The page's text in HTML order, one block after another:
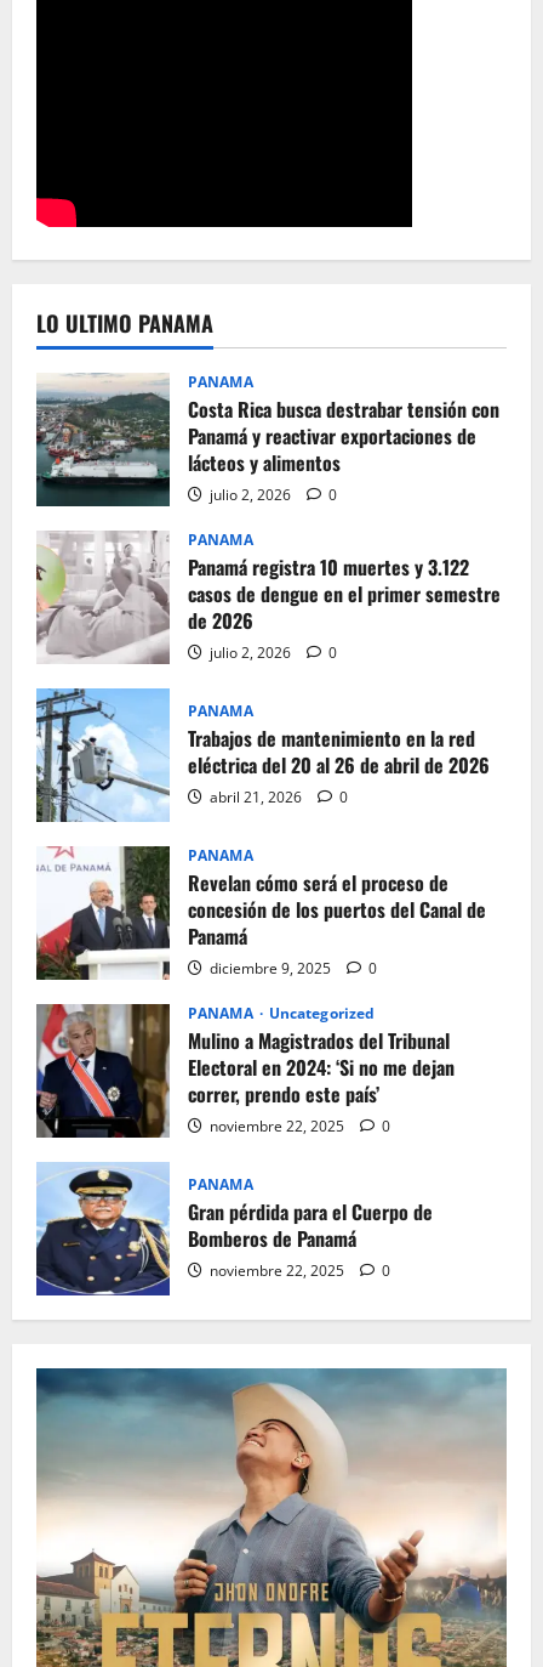
LO ULTIMO PANAMA
PANAMA
Costa Rica busca destrabar tensión con
Panamá y reactivar exportaciones de
lácteos y alimentos
julio 2, 2026 0
PANAMA
Panamá registra 10 muertes y 3.122
casos de dengue en el primer semestre
de 2026
julio 2, 2026 0
PANAMA
Trabajos de mantenimiento en la red
eléctrica del 20 al 26 de abril de 2026
abril 21, 2026 0
PANAMA
Revelan cómo será el proceso de
concesión de los puertos del Canal de
Panamá
diciembre 9, 2025 0
PANAMA Uncategorized
Mulino a Magistrados del Tribunal
Electoral en 2024: ‘Si no me dejan
correr, prendo este país’
noviembre 22, 2025 0
PANAMA
Gran pérdida para el Cuerpo de
Bomberos de Panamá
noviembre 22, 2025 0